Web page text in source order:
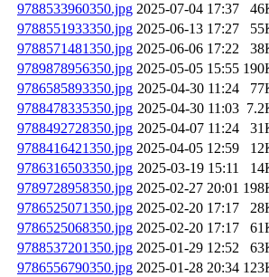
9788533960350.jpg 2025-07-04 17:37
9788551933350.jpg 2025-06-13 17:27
9788571481350.jpg 2025-06-06 17:22
9789878956350.jpg 2025-05-05 15:55
9786585893350.jpg 2025-04-30 11:24
9788478335350.jpg 2025-04-30 11:03
9788492728350.jpg 2025-04-07 11:24
9788416421350.jpg 2025-04-05 12:59
9786316503350.jpg 2025-03-19 15:11
9789728958350.jpg 2025-02-27 20:01
9786525071350.jpg 2025-02-20 17:17
9786525068350.jpg 2025-02-20 17:17
9788537201350.jpg 2025-01-29 12:52
9786556790350.jpg 2025-01-28 20:34